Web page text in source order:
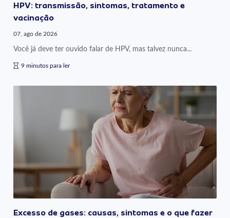
HPV: transmissão, sintomas, tratamento e
vacinação
07, ago de 2026
Você já deve ter ouvido falar de HPV, mas talvez nunca...
9 minutos para ler
Excesso de gases: causas, sintomas e o que fazer